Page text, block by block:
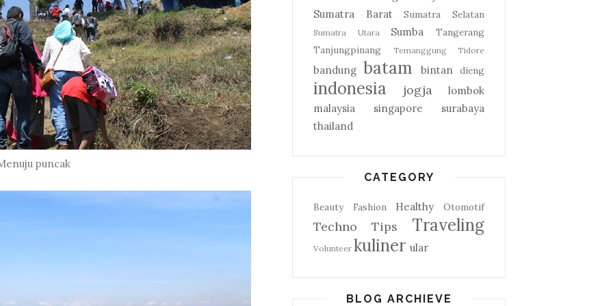
puncak
Sumatra Barat
Sumatra Selatan
Sumatra Utara Sumba
Tangerang
Tanjungpinang
Temanggung Tidore
bandung batam bintan dieng
indonesia jogja
lombok
malaysia
singapore
surabaya
thailand
CATEGORY
Beauty Fashion Healthy Otomotif
Techno Tips Traveling
Volunteer kuliner ular
BLOG ARCHIEVE